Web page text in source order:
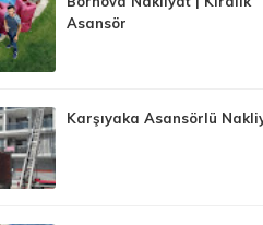
Asansör
Karşıyaka Asansörlü